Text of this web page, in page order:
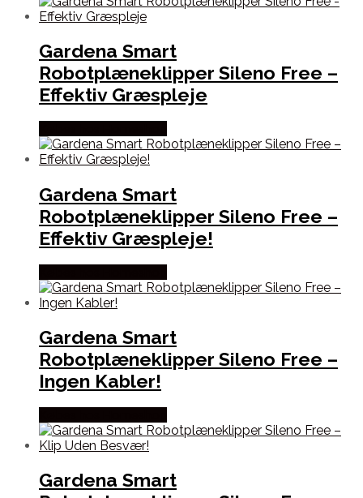
Gardena Smart
Robotplæneklipper Sileno Free –
Effektiv Græspleje
Gardena Smart
Robotplæneklipper Sileno Free –
Effektiv Græspleje!
Gardena Smart
Robotplæneklipper Sileno Free –
Ingen Kabler!
Gardena Smart